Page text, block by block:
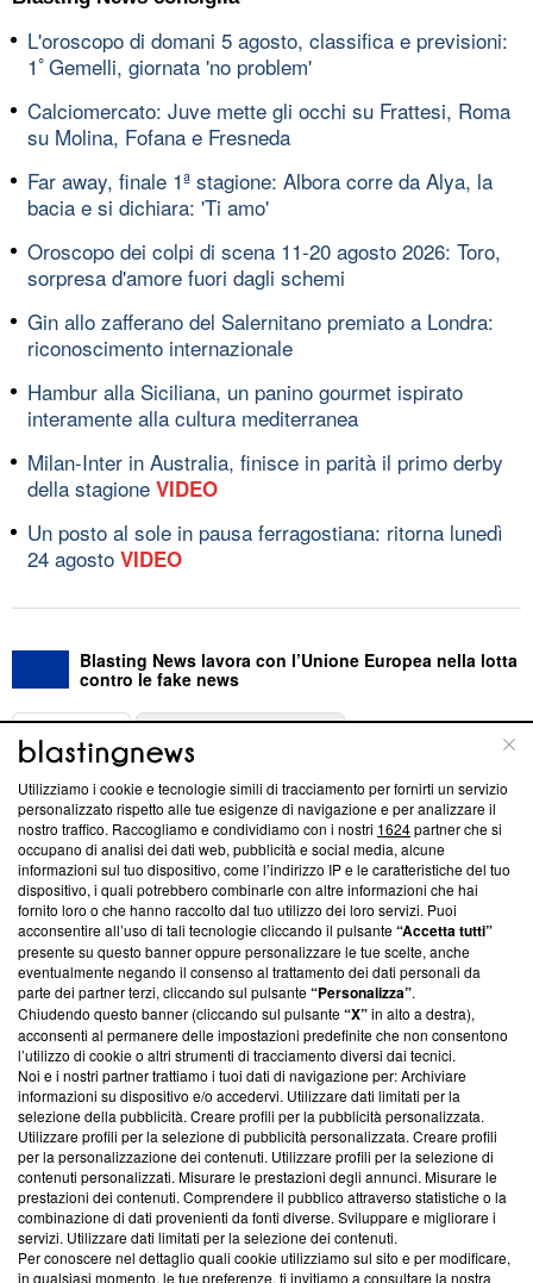
L'oroscopo di domani 5 agosto, classifica e previsioni:
1ﾟGemelli, giornata 'no problem'
Calciomercato: Juve mette gli occhi su Frattesi, Roma
su Molina, Fofana e Fresneda
Far away, finale 1ª stagione: Albora corre da Alya, la
bacia e si dichiara: 'Ti amo'
Oroscopo dei colpi di scena 11-20 agosto 2026: Toro,
sorpresa d'amore fuori dagli schemi
Gin allo zafferano del Salernitano premiato a Londra:
riconoscimento internazionale
Hambur alla Siciliana, un panino gourmet ispirato
interamente alla cultura mediterranea
Milan-Inter in Australia, finisce in parità il primo derby
della stagione VIDEO
Un posto al sole in pausa ferragostiana: ritorna lunedì
24 agosto VIDEO
Blasting News lavora con l’Unione Europea nella lotta
contro le fake news
ABOUT
Questa sezione offre informazioni trasparenti su Blasting
News, sui nostri processi editoriali e su come ci impegniamo a
creare news di qualità. Inoltre, afferma la nostra aderenza a
‘Trust Project - News with Integrity’Blasting News non è
ancora membro del programma, ma ha richiesto di farne
parte; Trust Project non ha ancora effettuato una verifica di
conformità agli standard.
Su di noi
Team editoriale
Corporate
Redazione
Informativa Privacy
Cookie Policy
Blasting SA, IDI CHE-247.845.224, Via Carlo Frasca, 3 - 6900
Lugano (Svizzera) Tel:+39 0690258937
Utilizziamo i cookie e tecnologie simili di tracciamento per fornirti un servizio
personalizzato rispetto alle tue esigenze di navigazione e per analizzare il
nostro traffico. Raccogliamo e condividiamo con i nostri 1624partner che si
occupano di analisi dei dati web, pubblicità e social media, alcune
informazioni sul tuo dispositivo, come l’indirizzo IP e le caratteristiche del tuo
dispositivo, i quali potrebbero combinarle con altre informazioni che hai
fornito loro o che hanno raccolto dal tuo utilizzo dei loro servizi. Puoi
acconsentire all’uso di tali tecnologie cliccando il pulsante“Accetta tutti”
presente su questo banner oppure personalizzare le tue scelte, anche
eventualmente negando il consenso al trattamento dei dati personali da
parte dei partner terzi, cliccando sul pulsante“Personalizza”.
Chiudendo questo banner (cliccando sul pulsante“X”in alto a destra),
acconsenti al permanere delle impostazioni predefinite che non consentono
l’utilizzo di cookie o altri strumenti di tracciamento diversi dai tecnici.
Noi e i nostri partner trattiamo i tuoi dati di navigazione per: Archiviare
informazioni su dispositivo e/o accedervi. Utilizzare dati limitati per la
selezione della pubblicità. Creare profili per la pubblicità personalizzata.
Utilizzare profili per la selezione di pubblicità personalizzata. Creare profili
per la personalizzazione dei contenuti. Utilizzare profili per la selezione di
contenuti personalizzati. Misurare le prestazioni degli annunci. Misurare le
prestazioni dei contenuti. Comprendere il pubblico attraverso statistiche o la
combinazione di dati provenienti da fonti diverse. Sviluppare e migliorare i
servizi. Utilizzare dati limitati per la selezione dei contenuti.
Per conoscere nel dettaglio quali cookie utilizziamo sul sito e per modificare,
in qualsiasi momento, le tue preferenze, ti invitiamo a consultare la nostra